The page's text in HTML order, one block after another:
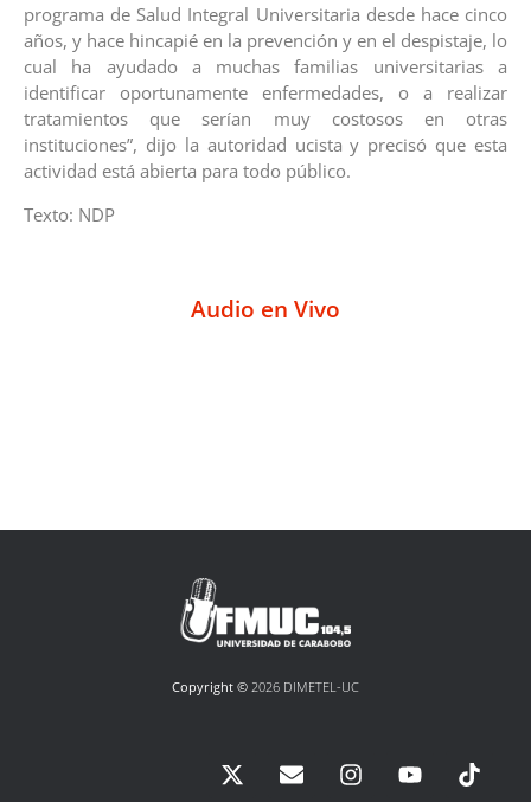
programa de Salud Integral Universitaria desde hace cinco
años, y hace hincapié en la prevención y en el despistaje, lo
cual ha ayudado a muchas familias universitarias a
identificar oportunamente enfermedades, o a realizar
tratamientos que serían muy costosos en otras
instituciones”, dijo la autoridad ucista y precisó que esta
actividad está abierta para todo público.
Texto: NDP
Audio en Vivo
Copyright © 2026 DIMETEL-UC